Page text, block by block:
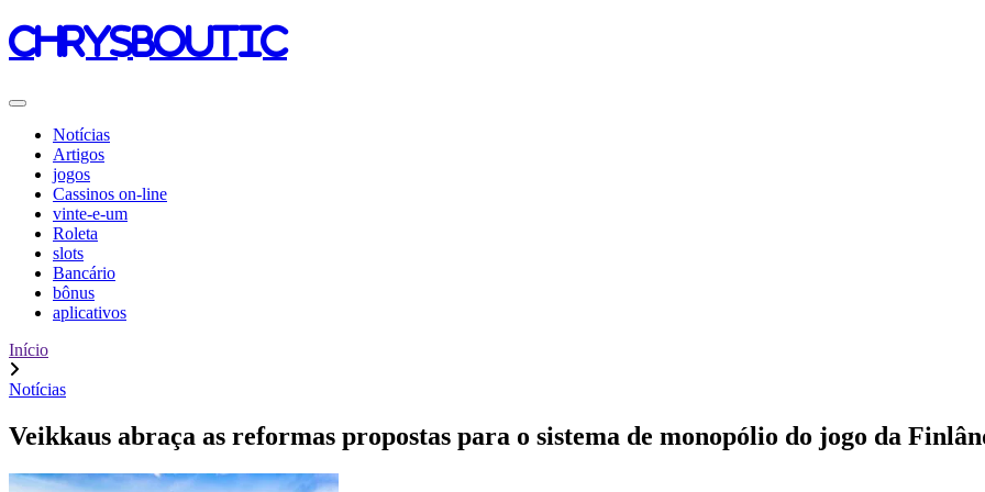
chrysboutic
Notícias
Artigos
jogos
Cassinos on-line
vinte-e-um
Roleta
slots
Bancário
bônus
aplicativos
Início
Notícias
Veikkaus abraça as reformas propostas para o sistema de monopólio do jogo da